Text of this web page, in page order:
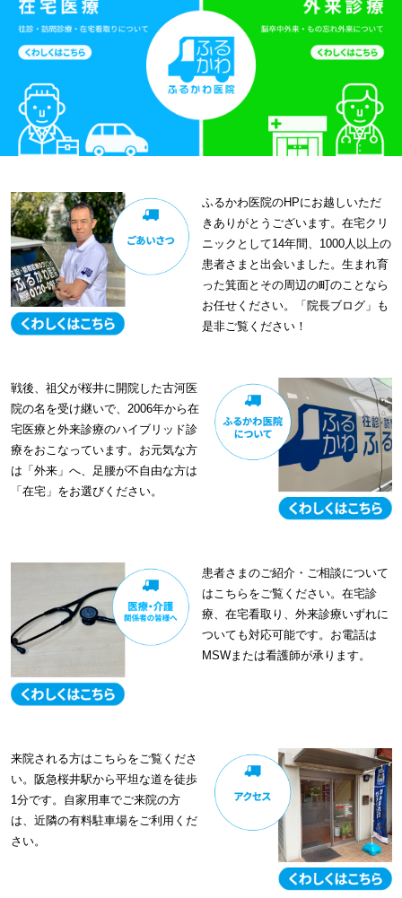
ふるかわ医院のHPにお越しいただ
きありがとうございます。在宅クリ
ニックとして14年間、1000人以上の
患者さまと出会いました。生まれ育
った箕面とその周辺の町のことなら
お任せください。「院長ブログ」も
是非ご覧ください！
戦後、祖父が桜井に開院した古河医
院の名を受け継いで、2006年から在
宅医療と外来診療のハイブリッド診
療をおこなっています。お元気な方
は「外来」へ、足腰が不自由な方は
「在宅」をお選びください。
患者さまのご紹介・ご相談について
はこちらをご覧ください。在宅診
療、在宅看取り、外来診療いずれに
ついても対応可能です。お電話は
MSWまたは看護師が承ります。
来院される方はこちらをご覧くださ
い。阪急桜井駅から平坦な道を徒歩
1分です。自家用車でご来院の方
は、近隣の有料駐車場をご利用くだ
さい。